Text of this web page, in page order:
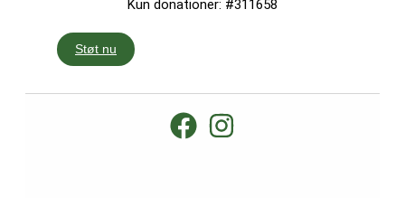
Kun donationer: #311658
Støt nu